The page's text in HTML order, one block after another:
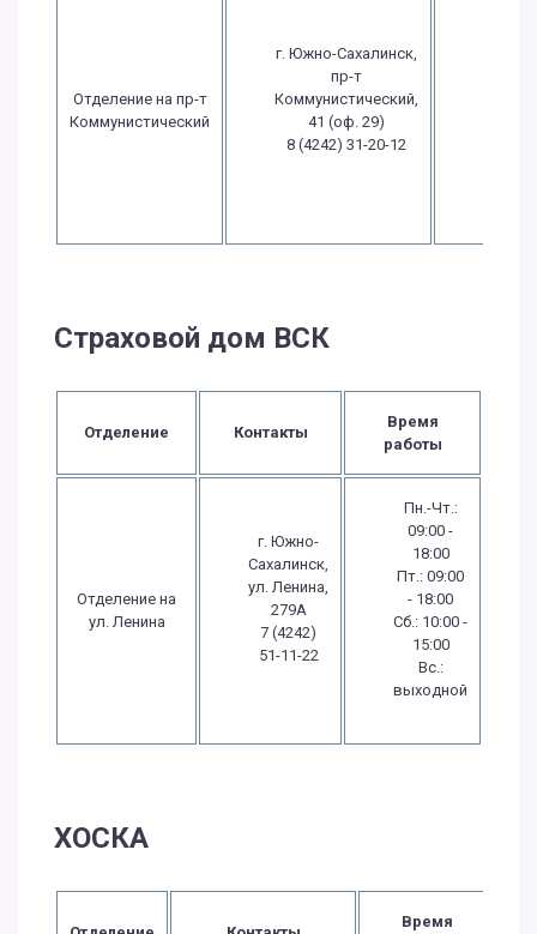
Отделение на пр-т
Коммунистический
г. Южно-Сахалинск,
пр-т
Коммунистический,
41 (оф. 29)
8 (4242) 31-20-12
Страховой дом ВСК
Отделение Контакты
Время
работы
Отделение на
ул. Ленина
г. Южно-
Сахалинск,
ул. Ленина,
279А
7 (4242)
51-11-22
Пн.-Чт.:
09:00 -
18:00
Пт.: 09:00
- 18:00
Сб.: 10:00 -
15:00
Вс.:
выходной
ХОСКА
Время